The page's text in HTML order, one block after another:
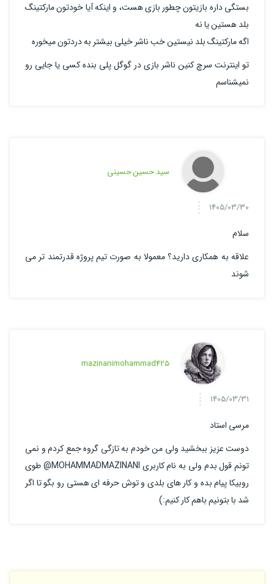
بستگی داره بازیتون چطور بازی هست، و اینکه آیا خودتون مارکتینگ
بلد هستین یا نه
اگه مارکتینگ بلد نیستین خب ناشر خیلی بیشتر به دردتون میخوره
تو اینترنت سرچ کنین ناشر بازی در گوگل پلی بنده کسی یا جایی رو
نمیشناسم
سید حسین حسینی
1405/03/30
سلام
علاقه به همکاری دارید؟ معمولا به صورت تیم پروژه قدرتمند تر می
شوند
mazinanimohammad425
1405/03/31
مرسی استاد
دوست عزیز ببخشید ولی من خودم به تازگی گروه جمع کردم و نمی
تونم قول بدم ولی به نام کاربری MOHAMMADMAZINANI@ طوی
روبیکا پیام بده و کار های بلدی و توش حرفه ای هستی رو بگو تا اگر
شد با بتونیم باهم کار کنیم:)